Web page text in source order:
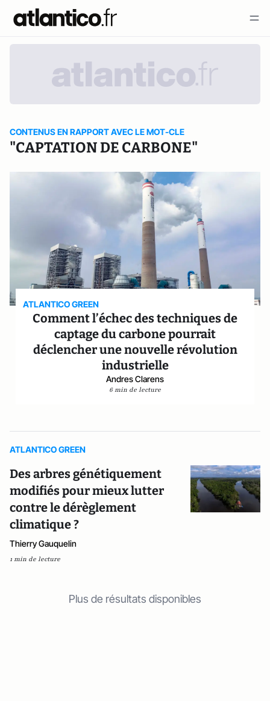
CONTENUS EN RAPPORT AVEC LE MOT-CLE
"CAPTATION DE CARBONE"
ATLANTICO GREEN
Comment l’échec des techniques de
captage du carbone pourrait
déclencher une nouvelle révolution
industrielle
Andres Clarens
6 min de lecture
ATLANTICO GREEN
Des arbres génétiquement
modifiés pour mieux lutter
contre le dérèglement
climatique ?
Thierry Gauquelin
1 min de lecture
Plus de résultats disponibles